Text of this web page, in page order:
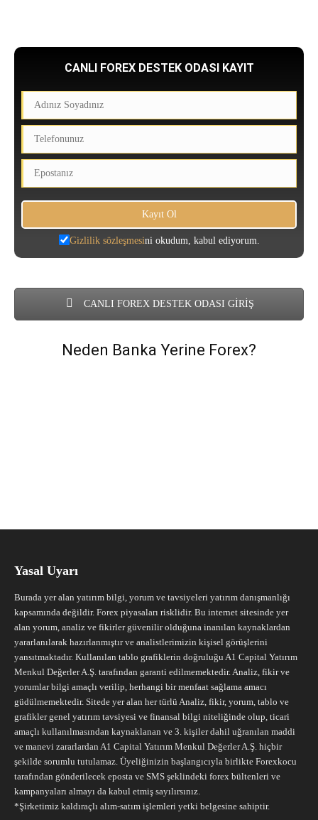
CANLI FOREX DESTEK ODASI KAYIT
Gizlilik sözleşmesini okudum, kabul ediyorum.
CANLI FOREX DESTEK ODASI GİRİŞ
Neden Banka Yerine Forex?
Yasal Uyarı
Burada yer alan yatırım bilgi, yorum ve tavsiyeleri yatırım danışmanlığı
kapsamında değildir. Forex piyasaları risklidir. Bu internet sitesinde yer
alan yorum, analiz ve fikirler güvenilir olduğuna inanılan kaynaklardan
yararlanılarak hazırlanmıştır ve analistlerimizin kişisel görüşlerini
yansıtmaktadır. Kullanılan tablo grafiklerin doğruluğu A1 Capital Yatırım
Menkul Değerler A.Ş. tarafından garanti edilmemektedir. Analiz, fikir ve
yorumlar bilgi amaçlı verilip, herhangi bir menfaat sağlama amacı
güdülmemektedir. Sitede yer alan her türlü Analiz, fikir, yorum, tablo ve
grafikler genel yatırım tavsiyesi ve finansal bilgi niteliğinde olup, ticari
amaçlı kullanılmasından kaynaklanan ve 3. kişiler dahil uğranılan maddi
ve manevi zararlardan A1 Capital Yatırım Menkul Değerler A.Ş. hiçbir
şekilde sorumlu tutulamaz. Üyeliğinizin başlangıcıyla birlikte Forexkocu
tarafından gönderilecek eposta ve SMS şeklindeki forex bültenleri ve
kampanyaları almayı da kabul etmiş sayılırsınız.
*Şirketimiz kaldıraçlı alım-satım işlemleri yetki belgesine sahiptir.